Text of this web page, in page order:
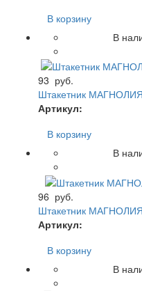
В корзину
В
93 руб.
Штакетник
Артикул:
В корзину
В
96 руб.
Штакетник
Артикул:
В корзину
В